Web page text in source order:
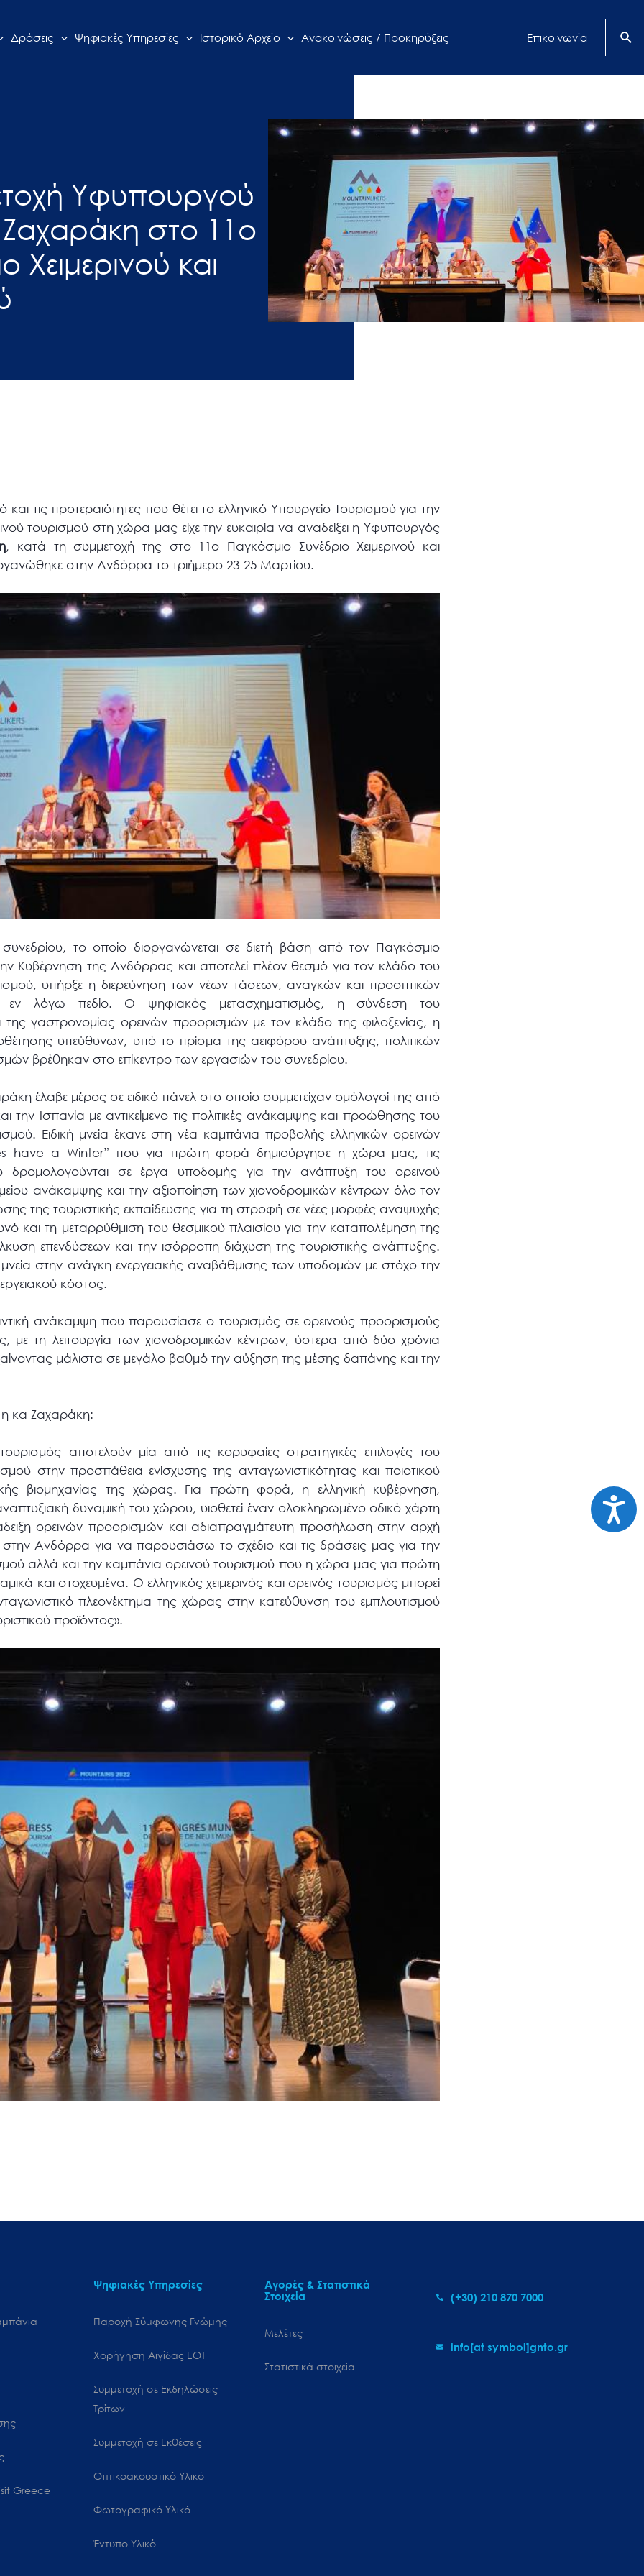
Δράσεις Ψηφιακές Υπηρεσίες Ιστορικό Αρχείο Ανακοινώσεις / Προκηρύξεις Επικοινωνία
Υφυπουργού
στο 11ο
Χειμερινού και
τις προτεραιότητες που θέτει το ελληνικό Υπουργείο Τουρισμού για την
τουρισμού στη χώρα μας είχε την ευκαιρία να αναδείξει η Υφυπουργός
, κατά τη συμμετοχή της στο 11ο Παγκόσμιο Συνέδριο Χειμερινού και
στην Ανδόρρα το τριήμερο 23-25 Μαρτίου.
το οποίο διοργανώνεται σε διετή βάση από τον Παγκόσμιο
Κυβέρνηση της Ανδόρρας και αποτελεί πλέον θεσμό για τον κλάδο του
υπήρξε η διερεύνηση των νέων τάσεων, αναγκών και προοπτικών
εν λόγω πεδίο. Ο ψηφιακός μετασχηματισμός, η σύνδεση του
της γαστρονομίας ορεινών προορισμών με τον κλάδο της φιλοξενίας, η
υπεύθυνων, υπό το πρίσμα της αειφόρου ανάπτυξης, πολιτικών
βρέθηκαν στο επίκεντρο των εργασιών του συνεδρίου.
έλαβε μέρος σε ειδικό πάνελ στο οποίο συμμετείχαν ομόλογοί της από
την Ισπανία με αντικείμενο τις πολιτικές ανάκαμψης και προώθησης του
Ειδική μνεία έκανε στη νέα καμπάνια προβολής ελληνικών ορεινών
have a Winter” που για πρώτη φορά δημιούργησε η χώρα μας, τις
δρομολογούνται σε έργα υποδομής για την ανάπτυξη του ορεινού
ανάκαμψης και την αξιοποίηση των χιονοδρομικών κέντρων όλο τον
της τουριστικής εκπαίδευσης για τη στροφή σε νέες μορφές αναψυχής
και τη μεταρρύθμιση του θεσμικού πλαισίου για την καταπολέμηση της
επενδύσεων και την ισόρροπη διάχυση της τουριστικής ανάπτυξης.
μνεία στην ανάγκη ενεργειακής αναβάθμισης των υποδομών με στόχο την
κόστος.
ανάκαμψη που παρουσίασε ο τουρισμός σε ορεινούς προορισμούς
με τη λειτουργία των χιονοδρομικών κέντρων, ύστερα από δύο χρόνια
μάλιστα σε μεγάλο βαθμό την αύξηση της μέσης δαπάνης και την
κα Ζαχαράκη:
αποτελούν μία από τις κορυφαίες στρατηγικές επιλογές του
στην προσπάθεια ενίσχυσης της ανταγωνιστικότητας και ποιοτικού
βιομηχανίας της χώρας. Για πρώτη φορά, η ελληνική κυβέρνηση,
δυναμική του χώρου, υιοθετεί έναν ολοκληρωμένο οδικό χάρτη
ορεινών προορισμών και αδιαπραγμάτευτη προσήλωση στην αρχή
Ανδόρρα για να παρουσιάσω το σχέδιο και τις δράσεις μας για την
αλλά και την καμπάνια ορεινού τουρισμού που η χώρα μας για πρώτη
και στοχευμένα. Ο ελληνικός χειμερινός και ορεινός τουρισμός μπορεί
πλεονέκτημα της χώρας στην κατεύθυνση του εμπλουτισμού
προϊόντος».
Greece
Ψηφιακές Υπηρεσίες
Παροχή Σύμφωνης Γνώμης
Χορήγηση Αιγίδας ΕΟΤ
Συμμετοχή σε Εκδηλώσεις
Τρίτων
Συμμετοχή σε Εκθέσεις
Οπτικοακουστικό Υλικό
Φωτογραφικό Υλικό
Έντυπο Υλικό
Αγορές & Στατιστικά
Στοιχεία
Μελέτες
Στατιστικά στοιχεία
(+30) 210 870 7000
info[at symbol]gnto.gr